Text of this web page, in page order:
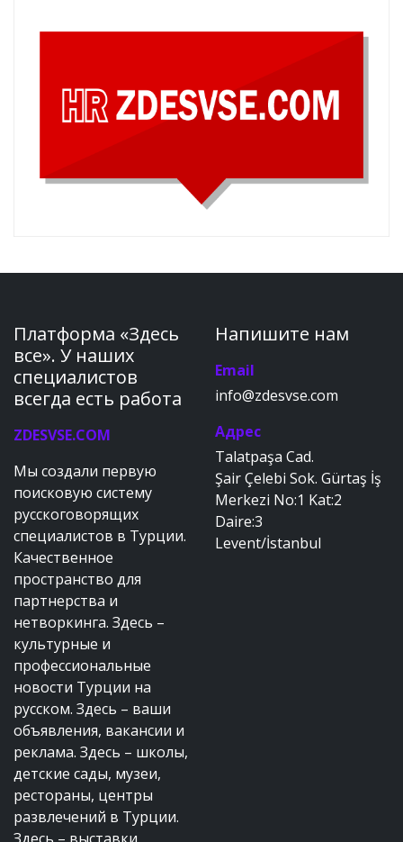
Платформа «Здесь
все». У наших
специалистов
всегда есть работа
ZDESVSE.COM
Мы создали первую
поисковую систему
русскоговорящих
специалистов в Турции.
Качественное
пространство для
партнерства и
нетворкинга. Здесь –
культурные и
профессиональные
новости Турции на
русском. Здесь – ваши
объявления, вакансии и
реклама. Здесь – школы,
детские сады, музеи,
рестораны, центры
развлечений в Турции.
Напишите нам
Email
info@zdesvse.com
Адрес
Talatpaşa Cad.
Şair Çelebi Sok. Gürtaş İş
Merkezi No:1 Kat:2
Daire:3
Levent/İstanbul